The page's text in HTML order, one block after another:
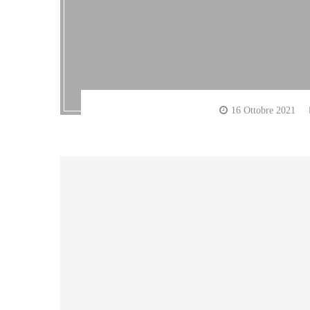
16 Ottobre 2021